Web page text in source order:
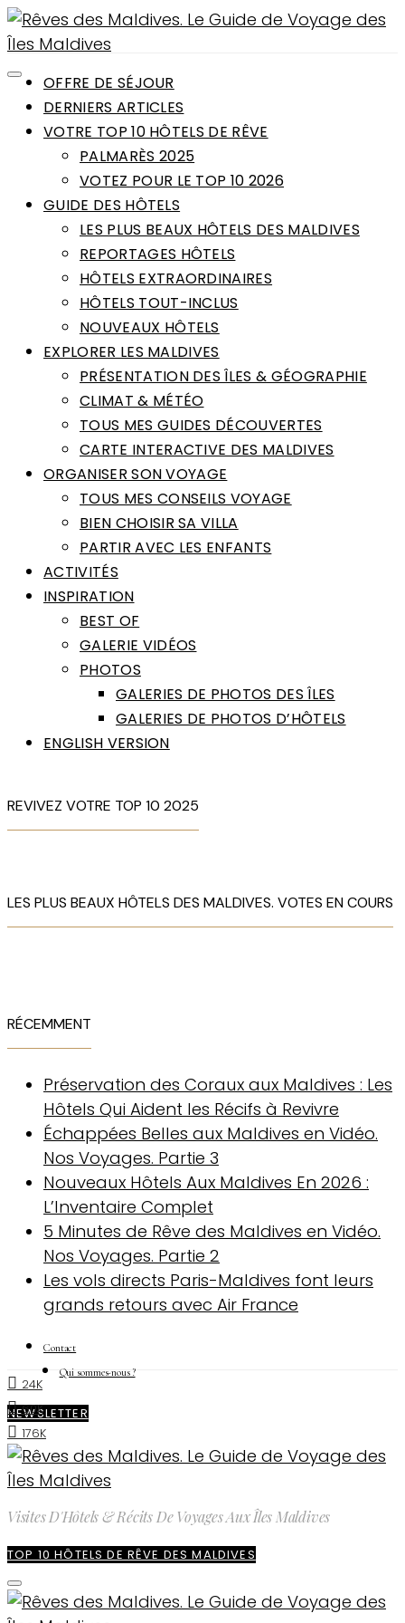
OFFRE DE SÉJOUR
DERNIERS ARTICLES
VOTRE TOP 10 HÔTELS DE RÊVE
PALMARÈS 2025
VOTEZ POUR LE TOP 10 2026
GUIDE DES HÔTELS
LES PLUS BEAUX HÔTELS DES MALDIVES
REPORTAGES HÔTELS
HÔTELS EXTRAORDINAIRES
HÔTELS TOUT-INCLUS
NOUVEAUX HÔTELS
EXPLORER LES MALDIVES
PRÉSENTATION DES ÎLES & GÉOGRAPHIE
CLIMAT & MÉTÉO
TOUS MES GUIDES DÉCOUVERTES
CARTE INTERACTIVE DES MALDIVES
ORGANISER SON VOYAGE
TOUS MES CONSEILS VOYAGE
BIEN CHOISIR SA VILLA
PARTIR AVEC LES ENFANTS
ACTIVITÉS
INSPIRATION
BEST OF
GALERIE VIDÉOS
PHOTOS
GALERIES DE PHOTOS DES ÎLES
GALERIES DE PHOTOS D’HÔTELS
ENGLISH VERSION
REVIVEZ VOTRE TOP 10 2025
LES PLUS BEAUX HÔTELS DES MALDIVES. VOTES EN COURS
RÉCEMMENT
Préservation des Coraux aux Maldives : Les
Hôtels Qui Aident les Récifs à Revivre
Échappées Belles aux Maldives en Vidéo.
Nos Voyages. Partie 3
Nouveaux Hôtels Aux Maldives En 2026 :
L’Inventaire Complet
5 Minutes de Rêve des Maldives en Vidéo.
Nos Voyages. Partie 2
Les vols directs Paris-Maldives font leurs
grands retours avec Air France
Contact
Qui sommes-nous ?
NEWSLETTER
24K
60K
176K
Visites D'Hôtels & Récits De Voyages Aux Îles Maldives
TOP 10 HÔTELS DE RÊVE DES MALDIVES